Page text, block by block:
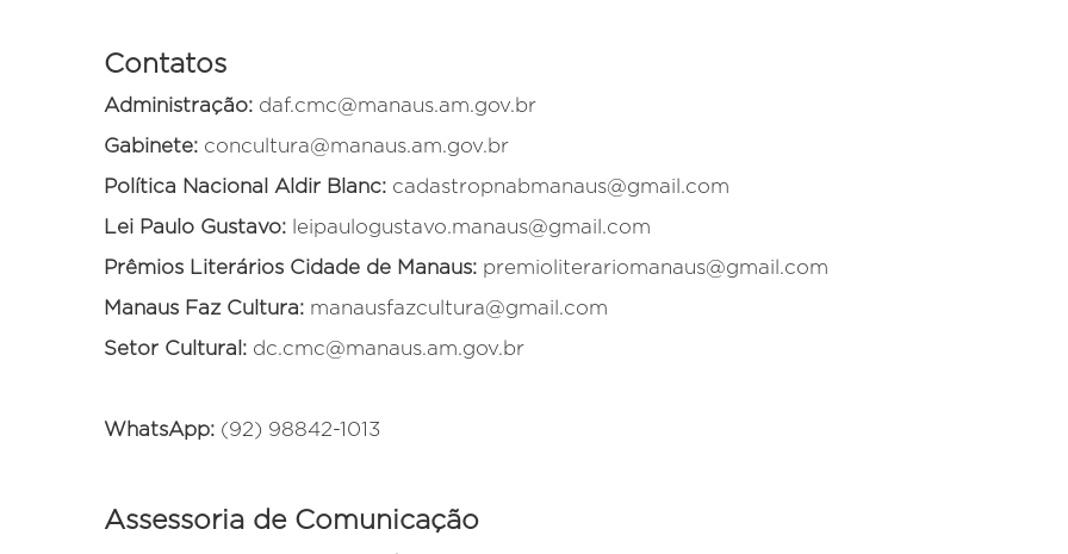
Contatos
Administração: daf.cmc@manaus.am.gov.br
Gabinete: concultura@manaus.am.gov.br
Política Nacional Aldir Blanc: cadastropnabmanaus@gmail.com
Lei Paulo Gustavo: leipaulogustavo.manaus@gmail.com
Prêmios Literários Cidade de Manaus: premioliterariomanaus@gmail.com
Manaus Faz Cultura: manausfazcultura@gmail.com
Setor Cultural: dc.cmc@manaus.am.gov.br
WhatsApp: (92) 98842-1013
Assessoria de Comunicação